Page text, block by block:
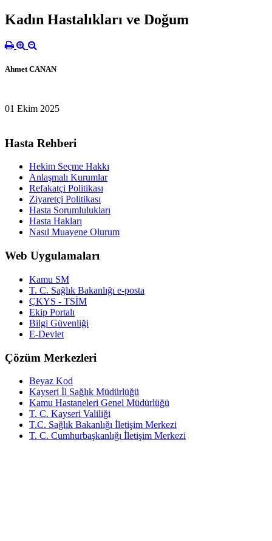
Kadın Hastalıkları ve Doğum
Ahmet CANAN
01 Ekim 2025
Hasta Rehberi
Hekim Seçme Hakkı
Anlaşmalı Kurumlar
Refakatçi Politikası
Ziyaretçi Politikası
Hasta Sorumlulukları
Hasta Hakları
Nasıl Muayene Olurum
Web Uygulamaları
Kamu SM
T. C. Sağlık Bakanlığı e-posta
ÇKYS - TSİM
Ekip Portalı
Bilgi Güvenliği
E-Devlet
Çözüm Merkezleri
Beyaz Kod
Kayseri İl Sağlık Müdürlüğü
Kamu Hastaneleri Genel Müdürlüğü
T. C. Kayseri Valiliği
T.C. Sağlık Bakanlığı İletişim Merkezi
T. C. Cumhurbaşkanlığı İletişim Merkezi